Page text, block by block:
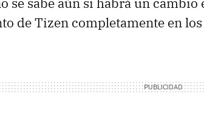
de Tizen completamente en